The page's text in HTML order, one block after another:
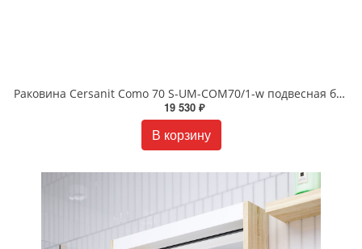
Раковина Cersanit Como 70 S-UM-COM70/1-w подвесная белая
19 530 ₽
В корзину